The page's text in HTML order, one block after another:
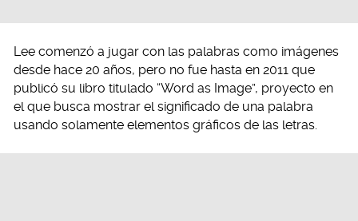
Lee comenzó a jugar con las palabras como imágenes
desde hace 20 años, pero no fue hasta en 2011 que
publicó su libro titulado “Word as Image”, proyecto en
el que busca mostrar el significado de una palabra
usando solamente elementos gráficos de las letras.